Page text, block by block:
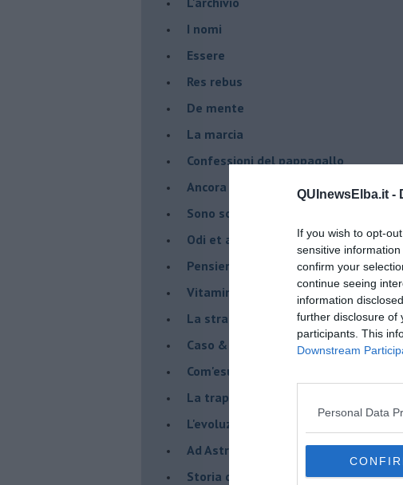
QUInewsElba.it -
If you wish to opt-
sensitive
confirm your
continue seeing
information
further disclosure of
participants. This
Downstream
Personal Data
I nomi
Essere
Res rebus
De mente
La marcia
Confessioni del pappagallo
Ancora pensieri & disordine
Sono solo parole
Odi et amo
Pensieri in disordine sparso
Vitamina D
La strada
Caso & cambiamento
Com'esuli pensieri
La trappola di Tucidide, o della 3ª C
L'evoluzione umana
Ad Astra
Storia di io - Quasi un compito in